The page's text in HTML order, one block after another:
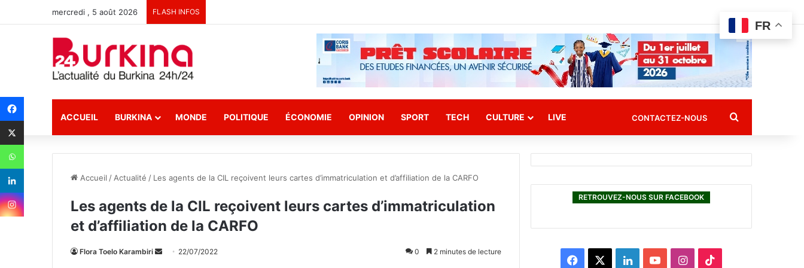
mercredi , 5 août 2026 FLASH INFOS
ACCUEIL BURKINA MONDE POLITIQUE ÉCONOMIE OPINION SPORT TECH CULTURE LIVE CONTACTEZ-NOUS Rechercher
Accueil / Actualité / Les agents de la CIL reçoivent leurs cartes d’immatriculation et d’affiliation de la CARFO
Les agents de la CIL reçoivent leurs cartes d’immatriculation
et d’affiliation de la CARFO
Flora Toelo Karambiri 22/07/2022 0 2 minutes de lecture
RETROUVEZ-NOUS SUR FACEBOOK
L
I
FR